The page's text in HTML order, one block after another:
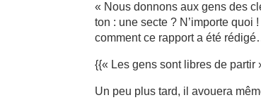
« Nous donnons aux gens des
ton : une secte ? N’importe quoi
comment ce rapport a été
{{« Les gens sont libres de partir
Un peu plus tard, il avouera